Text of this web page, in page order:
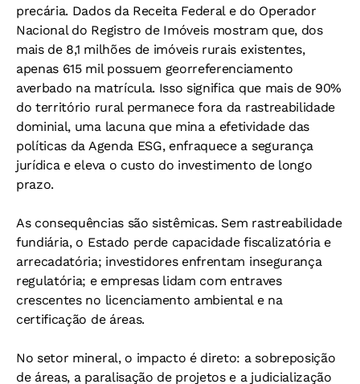
precária. Dados da Receita Federal e do Operador
Nacional do Registro de Imóveis mostram que, dos
mais de 8,1 milhões de imóveis rurais existentes,
apenas 615 mil possuem georreferenciamento
averbado na matrícula. Isso significa que mais de 90%
do território rural permanece fora da rastreabilidade
dominial, uma lacuna que mina a efetividade das
políticas da Agenda ESG, enfraquece a segurança
jurídica e eleva o custo do investimento de longo
prazo.
As consequências são sistêmicas. Sem rastreabilidade
fundiária, o Estado perde capacidade fiscalizatória e
arrecadatória; investidores enfrentam insegurança
regulatória; e empresas lidam com entraves
crescentes no licenciamento ambiental e na
certificação de áreas.
No setor mineral, o impacto é direto: a sobreposição
de áreas, a paralisação de projetos e a judicialização